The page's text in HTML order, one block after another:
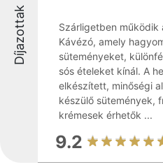
Díjazottak
Szárligetben működik
Kávézó, amely
süteményeket,
sós ételeket kínál. A
elkészített, minőségi
készülő sütemények,
krémesek érhetők ...
9.2